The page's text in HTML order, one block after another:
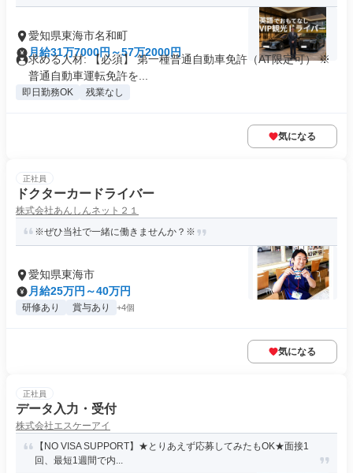
愛知県東海市名和町
月給31万7000円～57万2000円
求める人材: 【必須】 第一種普通自動車免許（AT限定可） ※
普通自動車運転免許を...
即日勤務OK 残業なし
気になる
正社員
ドクターカードライバー
株式会社あんしんネット２１
※ぜひ当社で一緒に働きませんか？※
愛知県東海市
月給25万円～40万円
研修あり 賞与あり +4個
気になる
正社員
データ入力・受付
株式会社エスケーアイ
【NO VISA SUPPORT】★とりあえず応募してみたもOK★面接1
回、最短1週間で内...